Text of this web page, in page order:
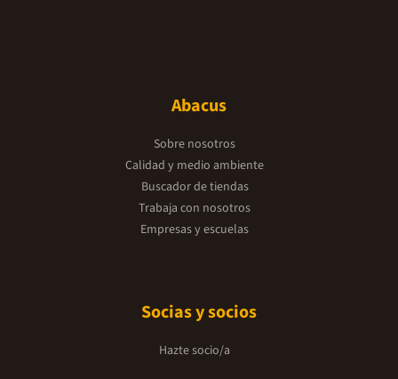
Abacus
Sobre nosotros
Calidad y medio ambiente
Buscador de tiendas
Trabaja con nosotros
Empresas y escuelas
Socias y socios
Hazte socio/a